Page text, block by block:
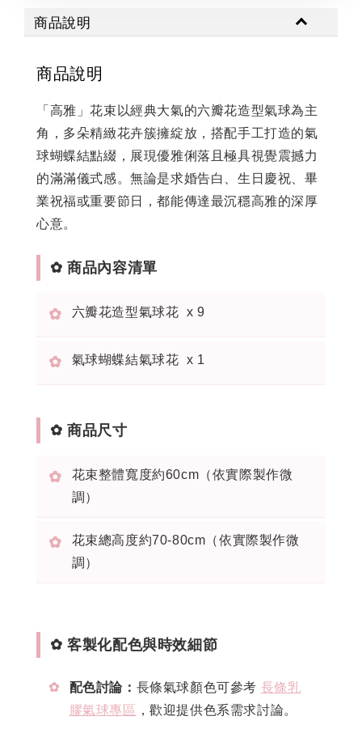
商品說明
商品說明
「高雅」花束以經典大氣的六瓣花造型氣球為主
角，多朵精緻花卉簇擁綻放，搭配手工打造的氣
球蝴蝶結點綴，展現優雅俐落且極具視覺震撼力
的滿滿儀式感。無論是求婚告白、生日慶祝、畢
業祝福或重要節日，都能傳達最沉穩高雅的深厚
心意。
✿ 商品內容清單
✿ 六瓣花造型氣球花 x 9
✿ 氣球蝴蝶結氣球花 x 1
✿ 商品尺寸
✿
花束整體寬度約60cm（依實際製作微
調）
✿
花束總高度約70-80cm（依實際製作微
調）
✿ 客製化配色與時效細節
✿ 配色討論： 長條氣球顏色可參考 長條乳
膠氣球專區 ，歡迎提供色系需求討論。